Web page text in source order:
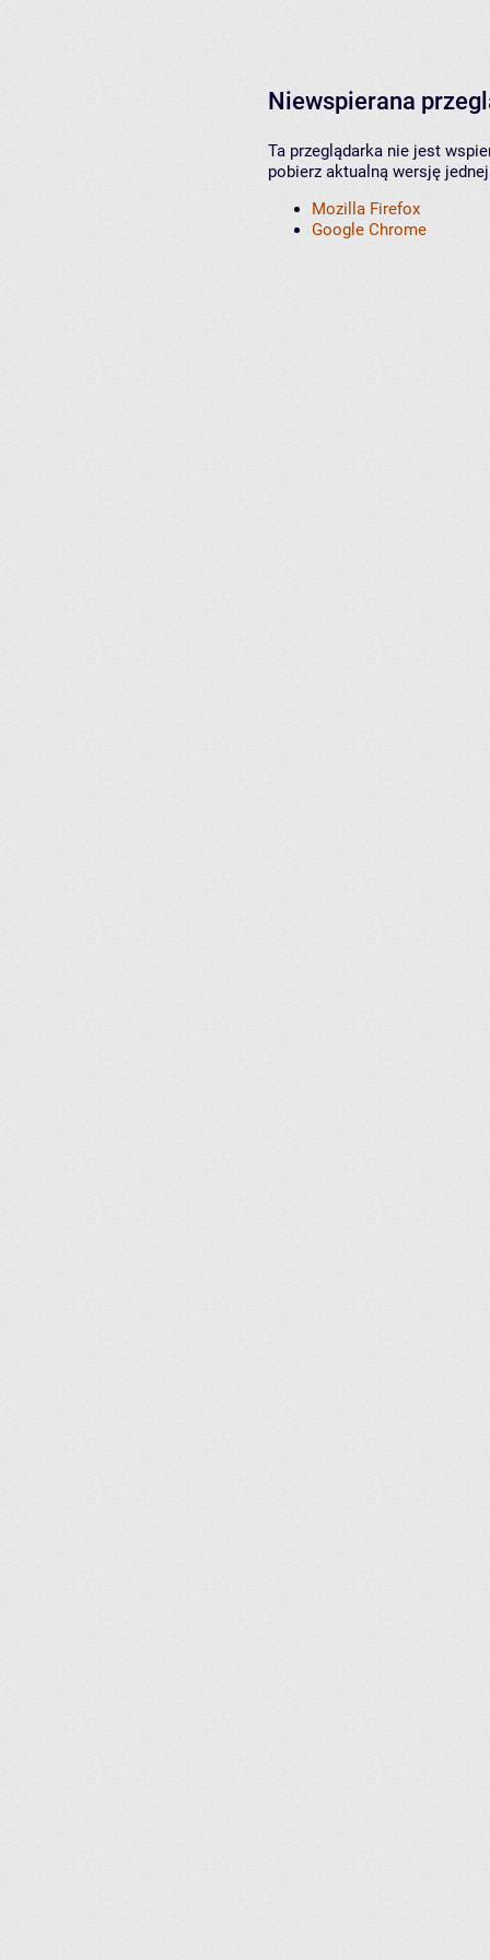
Niewspierana
Ta przeglądarka nie jest
pobierz aktualną wersję
Mozilla Firefox
Google Chrome